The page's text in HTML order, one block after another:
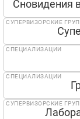
СУПЕРВИЗОРСКИЕ
СПЕЦИАЛИЗАЦИИ
СПЕЦИАЛИЗАЦИИ
СУПЕРВИЗОРСКИЕ